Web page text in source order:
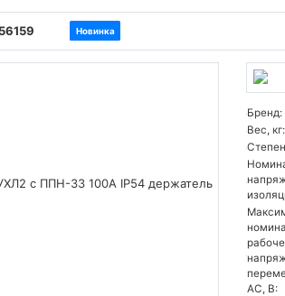
Новинка
Бренд:
Вес, кг:
AC, В: